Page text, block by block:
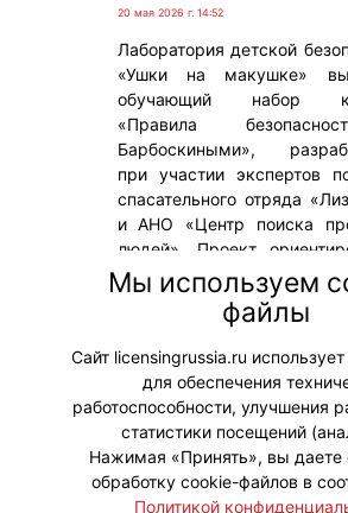
20 мая 2026 г. 14:52
Лаборатория детской
«Ушки на макушке»
обучающий набор
«Правила
Барбоскиными»,
при участии экспертов
спасательного отряда
и АНО «Центр поиска
людей». Проект
детей старшего
возраста (3-6 лет) и
формирование базовых
безопасного поведения.
#ПродвижениеБренда #Коллаборации
Мы используем
файлы
Сайт licensingrussia.ru
для обеспечения
работоспособности, улучшения
статистики посещений
Нажимая «Принять», вы даете
обработку cookie-файлов в
Политикой